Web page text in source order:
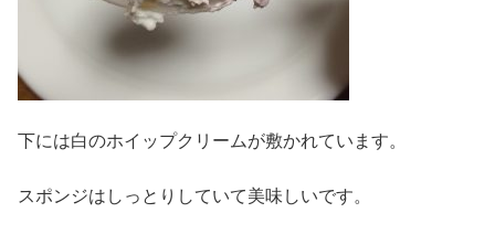
下には白のホイップクリームが敷かれています。
スポンジはしっとりしていて美味しいです。